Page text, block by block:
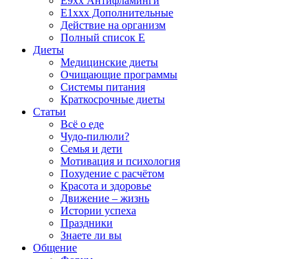
E1xxx Дополнительные
Действие на организм
Полный список E
Диеты
Медицинские диеты
Очищающие программы
Системы питания
Краткосрочные диеты
Статьи
Всё о еде
Чудо-пилюли?
Семья и дети
Мотивация и психология
Похудение с расчётом
Красота и здоровье
Движение – жизнь
Истории успеха
Праздники
Знаете ли вы
Общение